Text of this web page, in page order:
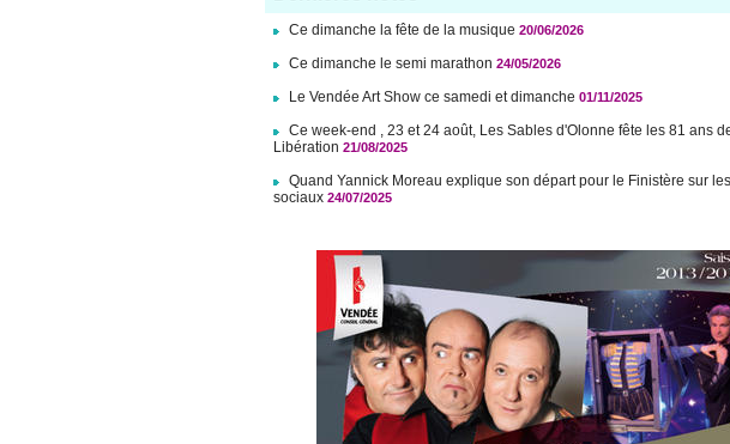
Ce dimanche la fête de la musique 20/06/2026
Ce dimanche le semi marathon24/05/2026
Le Vendée Art Show ce samedi et dimanche 01/11/2025
Ce week-end , 23 et 24 août, Les Sables d'Olonne fête les 81 ans
Libération21/08/2025
Quand Yannick Moreau explique son départ pour le Finistère sur
sociaux 24/07/2025